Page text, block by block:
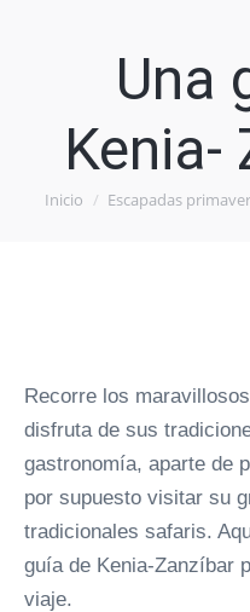
Una
Kenia-
Estás aquí:
Inicio Escapadas
Recorre los
disfruta de sus
gastronomía, aparte de
por supuesto visitar su
tradicionales safaris.
guía de Kenia-Zanzíbar
viaje.